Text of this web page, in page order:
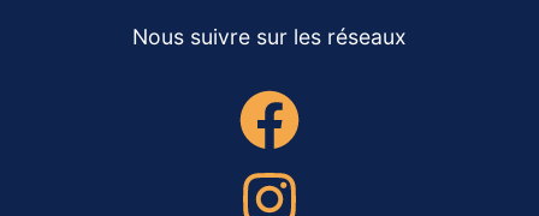
Nous suivre sur les réseaux